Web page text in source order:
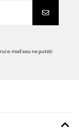
e-mail sau ne puteți